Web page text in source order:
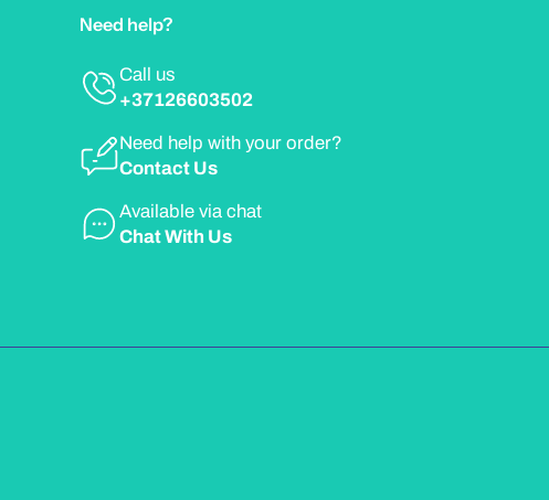
Need help?
Call us
+37126603502
Need help with your order?
Contact Us
Available via chat
Chat With Us